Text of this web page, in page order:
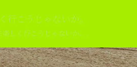
行こうじゃないか。
しく行こうじゃないか。.